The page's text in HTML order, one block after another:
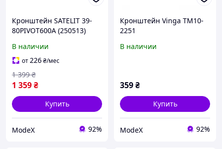
Кронштейн SATELIT 39-
80PIVOT600A (250513)
В наличии
от226₴/мес
1 359₴
1 399 ₴
Купить
ModeX 92%
Кронштейн Vinga TM10-
2251
В наличии
359₴
Купить
ModeX 92%